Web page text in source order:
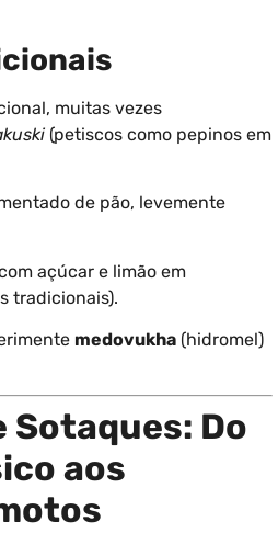
muitas vezes
(petiscos como pepinos em
de pão, levemente
açúcar e limão em
tradicionais).
medovukha (hidromel)
Sotaques: Do
aos